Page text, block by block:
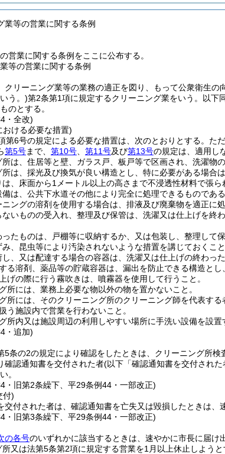
業等の営業に関する条例
営業に関する条例をここに公布する。
等の営業に関する条例
クリーニング業等の業務の適正を図り、もって公衆衛生の
う。)第2条第1項に規定するクリーニング業をいう。以下
のとする。
・全改)
ける必要な措置)
第6号の規定による必要な措置は、次のとおりとする。 た
第5号まで、 第10号 第11号及び第13号の規定は、適用し
は、住居等と壁、ガラス戸、板戸等で区画され、洗濯物
は、採光及び換気が良い構造とし、特に必要がある場合
、床面から1メートル以上の高さまで不浸透性材料で張ら
は、公共下水道その他により完全に処理できるものである
ニングの溶剤を使用する場合は、排液及び廃棄物を適正に処
いものの受入れ、整理及び保管は、洗濯又は仕上げを終
たものは、戸棚等に収納するか、又は包装し、整理して保
、昆虫等により汚染されないような措置を講じておくこと
、又は配達する場合の容器は、洗濯又は仕上げの終わっ
る溶剤、薬品等の貯蔵容器は、漏出を防止できる構造とし
げの際に行う霧吹きは、噴霧器を使用して行うこと。
所には、業務上必要な物以外の物を置かないこと。
所には、そのクリーニング所のクリーニング師を代表する
う施設内で営業を行わないこと。
所内又は施設周辺の利用しやすい場所に手洗い設備を設置
・追加)
5条の2の規定により確認をしたときは、クリーニング所検
確認通知書を交付された者(以下「確認通知書を交付された
。
・旧第2条繰下、平29条例44・一部改正)
付)
交付された者は、確認通知書を亡失又は毀損したときは、
・旧第3条繰下、平29条例44・一部改正)
の各号のいずれかに該当するときは、速やかに市長に届け
又は法第5条第2項に規定する営業を1月以上休止しようと